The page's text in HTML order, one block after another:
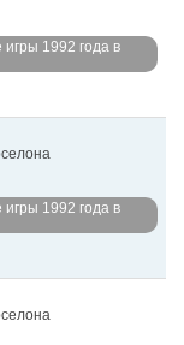
1992 года в
1992 года в